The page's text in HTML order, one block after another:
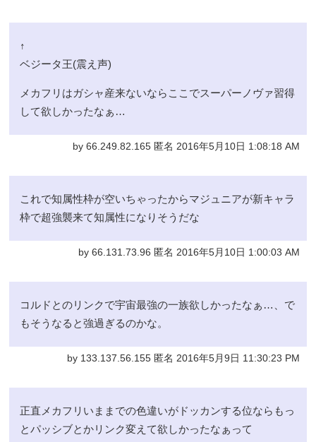
↑
ベジータ王(震え声)
メカフリはガシャ産来ないならここでスーパーノヴァ習得
して欲しかったなぁ…
by 66.249.82.165 匿名 2016年5月10日 1:08:18 AM
これで知属性枠が空いちゃったからマジュニアが新キャラ
枠で超強襲来て知属性になりそうだな
by 66.131.73.96 匿名 2016年5月10日 1:00:03 AM
コルドとのリンクで宇宙最強の一族欲しかったなぁ…、で
もそうなると強過ぎるのかな。
by 133.137.56.155 匿名 2016年5月9日 11:30:23 PM
正直メカフリいままでの色違いがドッカンする位ならもっ
とパッシブとかリンク変えて欲しかったなぁって